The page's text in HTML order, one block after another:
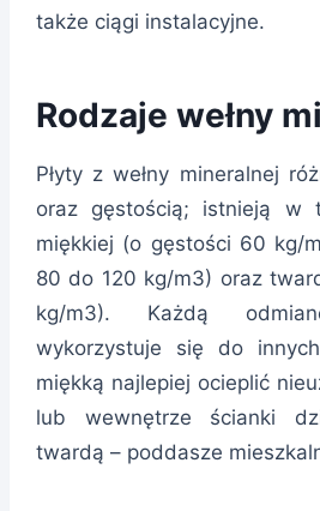
także ciągi instalacyjne.
Rodzaje wełny
Płyty z wełny mineralnej
oraz gęstością; istnieją w
miękkiej (o gęstości 60 kg/
80 do 120 kg/m3) oraz
kg/m3). Każdą
wykorzystuje się do
miękką najlepiej ocieplić
lub wewnętrze ścianki
twardą – poddasze